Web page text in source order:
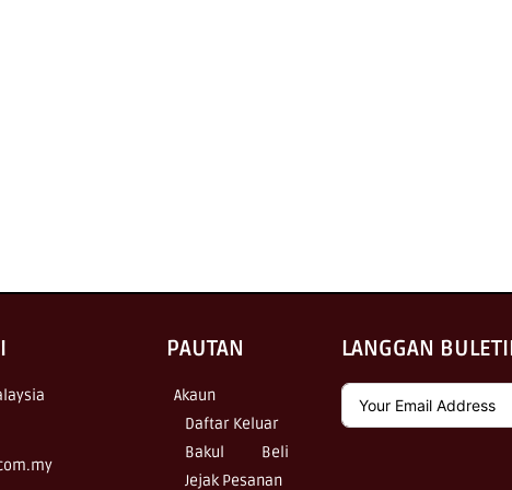
PAUTAN
Akaun
Daftar Keluar
Bakul
Beli
Jejak Pesanan
LANGGAN